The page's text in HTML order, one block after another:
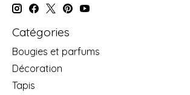
Catégories
Bougies et parfums
Décoration
Tapis